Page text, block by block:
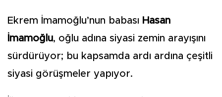
Ekrem İmamoğlu’nun babası Hasan
İmamoğlu, oğlu adına siyasi zemin arayışını
sürdürüyor; bu kapsamda ardı ardına çeşitli
siyasi görüşmeler yapıyor.